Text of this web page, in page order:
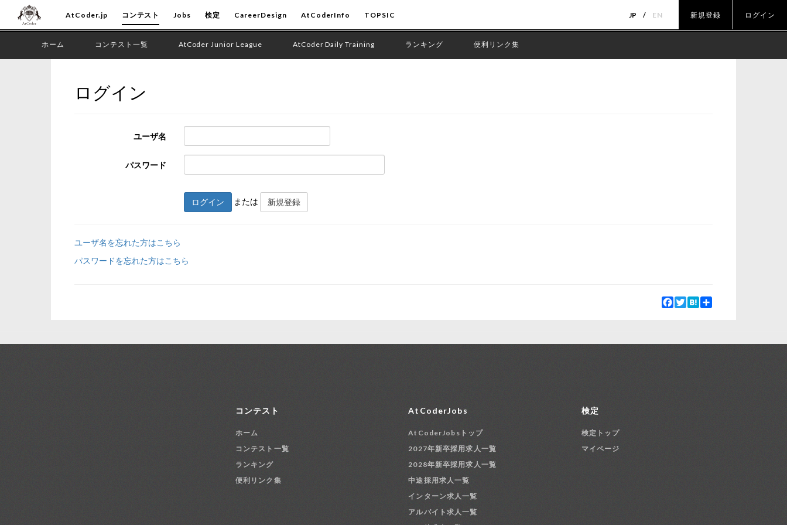
AtCoder.jp コンテスト Jobs 検定 CareerDesign AtCoderInfo TOPSIC JP EN 新規登録 ログイン
ホーム コンテスト一覧 AtCoder Junior League AtCoder Daily Training ランキング 便利リンク集
ログイン
ユーザ名
パスワード
ログイン または 新規登録
ユーザ名を忘れた方はこちら
パスワードを忘れた方はこちら
Facebook
Twitter
Hatena
コンテスト
ホーム
コンテスト一覧
ランキング
便利リンク集
AtCoderJobs
AtCoderJobsトップ
2027年新卒採用求人一覧
2028年新卒採用求人一覧
中途採用求人一覧
インターン求人一覧
アルバイト求人一覧
検定
検定トップ
マイページ